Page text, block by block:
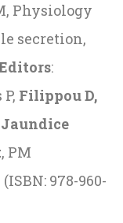
Physiology
secretion,
:
Filippou D,
, PM
978-960-